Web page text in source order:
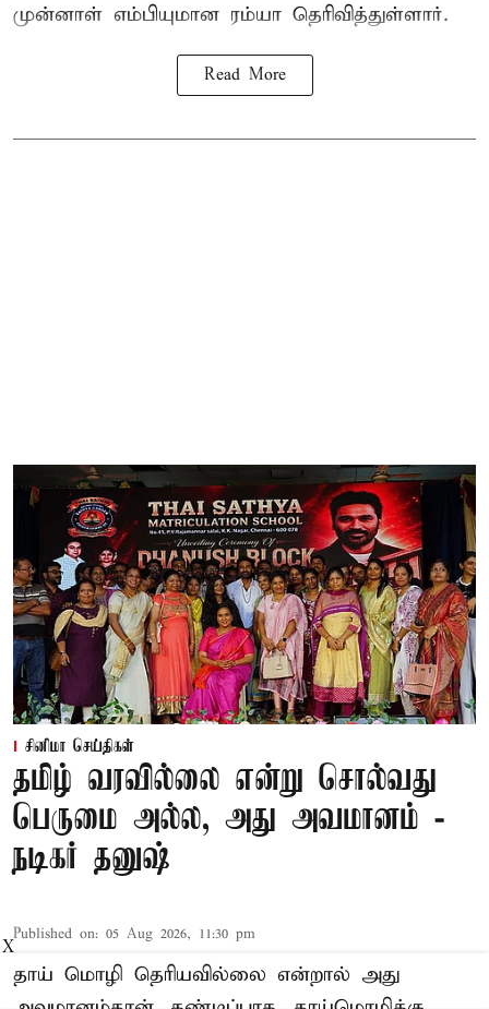
முன்னாள் எம்பியுமான ரம்யா தெரிவித்துள்ளார்.
Read More
சினிமா செய்திகள்
தமிழ் வரவில்லை என்று சொல்வது
பெருமை அல்ல, அது அவமானம் -
நடிகர் தனுஷ்
Published on: 05 Aug 2026, 11:30 pm
தாய் மொழி தெரியவில்லை என்றால் அது
X